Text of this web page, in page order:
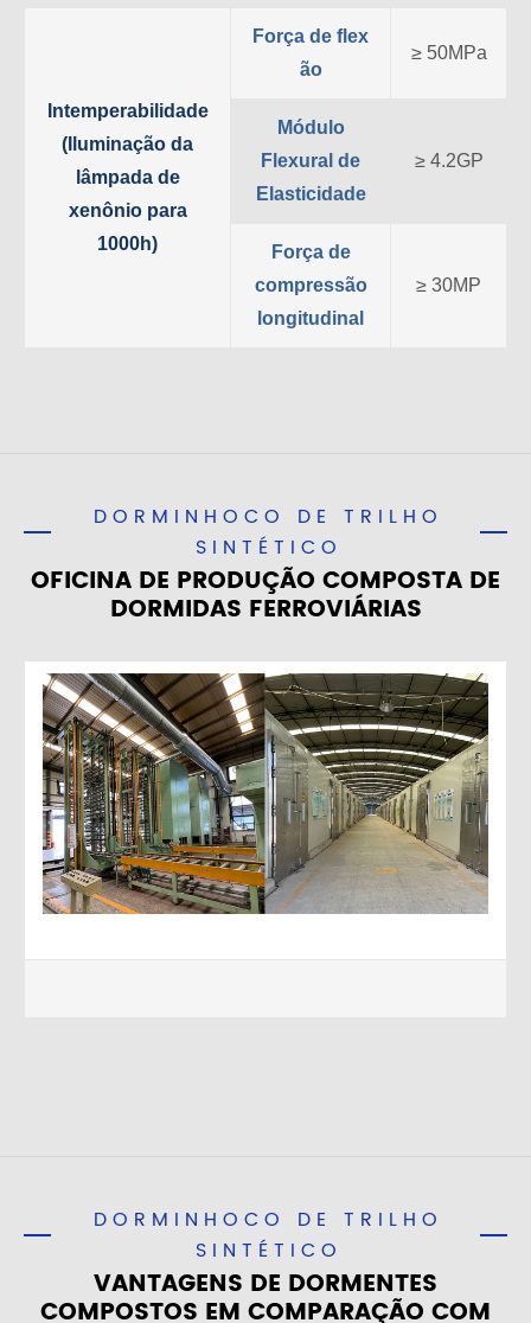
Intemperabilidade
(Iluminação da
lâmpada de
xenônio para
1000h)
Força de flex
ão
≥ 50MPa
Módulo
Flexural de
Elasticidade
≥ 4.2GP
Força de
compressão
longitudinal
≥ 30MP
DORMINHOCO DE TRILHO
SINTÉTICO
OFICINA DE PRODUÇÃO COMPOSTA DE
DORMIDAS FERROVIÁRIAS
DORMINHOCO DE TRILHO
SINTÉTICO
VANTAGENS DE DORMENTES
COMPOSTOS EM COMPARAÇÃO COM